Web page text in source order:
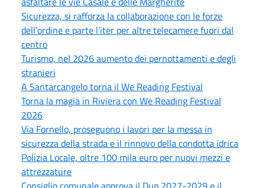
Sicurezza, si rafforza la collaborazione con le forze
dell’ordine e parte l’iter per altre telecamere fuori dal
centro
Turismo, nel 2026 aumento dei pernottamenti e degli
stranieri
A Santarcangelo torna il We Reading Festival
Torna la magia in Riviera con We Reading Festival
2026
Via Fornello, proseguono i lavori per la messa in
sicurezza della strada e il rinnovo della condotta idrica
Polizia Locale, oltre 100 mila euro per nuovi mezzi e
attrezzature